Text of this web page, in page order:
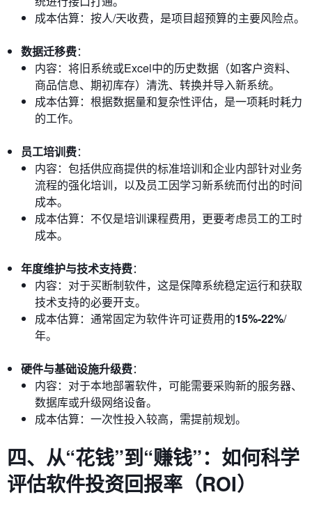
成本估算：按人/天收费，是项目超预算的主要风险点。
数据迁移费：
内容：将旧系统或Excel中的历史数据（如客户资料、
商品信息、期初库存）清洗、转换并导入新系统。
成本估算：根据数据量和复杂性评估，是一项耗时耗力
的工作。
员工培训费：
内容：包括供应商提供的标准培训和企业内部针对业务
流程的强化培训，以及员工因学习新系统而付出的时间
成本。
成本估算：不仅是培训课程费用，更要考虑员工的工时
成本。
年度维护与技术支持费：
内容：对于买断制软件，这是保障系统稳定运行和获取
技术支持的必要开支。
成本估算：通常固定为软件许可证费用的15%-22%/
年。
硬件与基础设施升级费：
内容：对于本地部署软件，可能需要采购新的服务器、
数据库或升级网络设备。
成本估算：一次性投入较高，需提前规划。
四、从“花钱”到“赚钱”：如何科学
评估软件投资回报率（ROI）